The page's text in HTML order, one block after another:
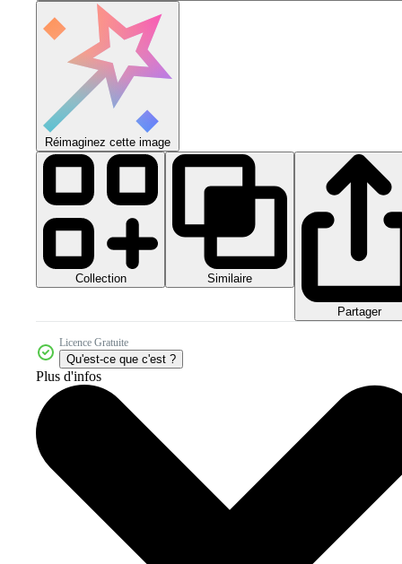
Réimaginez cette image
Collection Similaire
Partager
Licence Gratuite
Qu'est-ce que c'est ?
Plus d'infos